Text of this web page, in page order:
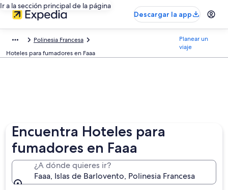
Ir a la sección principal de la página
Descargar la app
Polinesia Francesa
Hoteles para fumadores en Faaa
Planear un
viaje
Encuentra Hoteles para
fumadores en Faaa
¿A dónde quieres ir?
Faaa, Islas de Barlovento, Polinesia Francesa